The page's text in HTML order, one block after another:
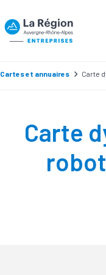
Cartes et annuaires Carte
Carte